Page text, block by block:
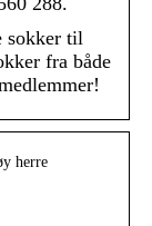
sokker til
fra både
herre